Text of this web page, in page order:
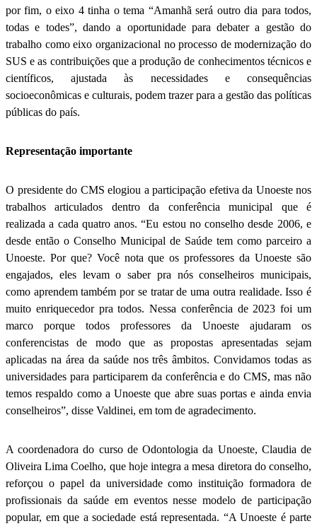
por fim, o eixo 4 tinha o tema “Amanhã será outro dia para todos,
todas e todes”, dando a oportunidade para debater a gestão do
trabalho como eixo organizacional no processo de modernização do
SUS e as contribuições que a produção de conhecimentos técnicos e
científicos, ajustada às necessidades e consequências
socioeconômicas e culturais, podem trazer para a gestão das políticas
públicas do país.
Representação importante
O presidente do CMS elogiou a participação efetiva da Unoeste nos
trabalhos articulados dentro da conferência municipal que é
realizada a cada quatro anos. “Eu estou no conselho desde 2006, e
desde então o Conselho Municipal de Saúde tem como parceiro a
Unoeste. Por que? Você nota que os professores da Unoeste são
engajados, eles levam o saber pra nós conselheiros municipais,
como aprendem também por se tratar de uma outra realidade. Isso é
muito enriquecedor pra todos. Nessa conferência de 2023 foi um
marco porque todos professores da Unoeste ajudaram os
conferencistas de modo que as propostas apresentadas sejam
aplicadas na área da saúde nos três âmbitos. Convidamos todas as
universidades para participarem da conferência e do CMS, mas não
temos respaldo como a Unoeste que abre suas portas e ainda envia
conselheiros”, disse Valdinei, em tom de agradecimento.
A coordenadora do curso de Odontologia da Unoeste, Claudia de
Oliveira Lima Coelho, que hoje integra a mesa diretora do conselho,
reforçou o papel da universidade como instituição formadora de
profissionais da saúde em eventos nesse modelo de participação
popular, em que a sociedade está representada. “A Unoeste é parte